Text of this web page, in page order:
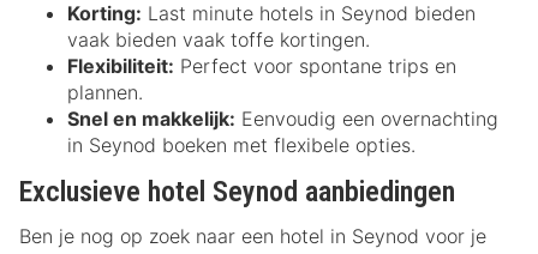
Korting: Last minute hotels in Seynod bieden
vaak bieden vaak toffe kortingen.
Flexibiliteit: Perfect voor spontane trips en
plannen.
Snel en makkelijk: Eenvoudig een overnachting
in Seynod boeken met flexibele opties.
Exclusieve hotel Seynod aanbiedingen
Ben je nog op zoek naar een hotel in Seynod voor je